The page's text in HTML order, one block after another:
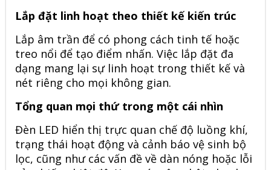
Lắp đặt linh hoạt theo thiết kế kiến trúc
Lắp âm trần để có phong cách tinh tế hoặc
treo nổi để tạo điểm nhấn. Việc lắp đặt đa
dạng mang lại sự linh hoạt trong thiết kế và
nét riêng cho mọi không gian.
Tổng quan mọi thứ trong một cái nhìn
Đèn LED hiển thị trực quan chế độ luồng khí,
trạng thái hoạt động và cảnh báo vệ sinh bộ
lọc, cũng như các vấn đề về dàn nóng hoặc lỗi